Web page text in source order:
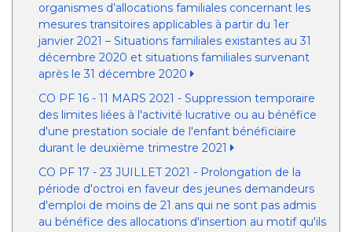
organismes d’allocations familiales concernant les
mesures transitoires applicables à partir du 1er
janvier 2021 – Situations familiales existantes au 31
décembre 2020 et situations familiales survenant
après le 31 décembre 2020
CO PF 16 - 11 MARS 2021 - Suppression temporaire
des limites liées à l'activité lucrative ou au bénéfice
d'une prestation sociale de l'enfant bénéficiaire
durant le deuxième trimestre 2021
CO PF 17 - 23 JUILLET 2021 - Prolongation de la
période d'octroi en faveur des jeunes demandeurs
d'emploi de moins de 21 ans qui ne sont pas admis
au bénéfice des allocations d'insertion au motif qu'ils